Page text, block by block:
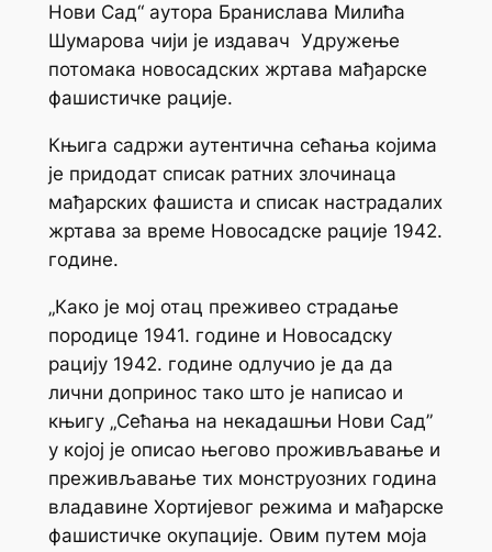
Нови Сад“ аутора Бранислава Милића
Шумарова чији је издавач Удружење
потомака новосадских жртава мађарске
фашистичке рације.
Књига садржи аутентична сећања којима
је придодат списак ратних злочинаца
мађарских фашиста и списак настрадалих
жртава за време Новосадске рације 1942.
године.
„Како је мој отац преживео страдање
породице 1941. године и Новосадску
рацију 1942. године одлучио је да да
лични допринос тако што је написао и
књигу „Сећања на некадашњи Нови Сад”
у којој је описао његово проживљавање и
преживљавање тих монструозних година
владавине Хортијевог режима и мађарске
фашистичке окупације. Овим путем моја